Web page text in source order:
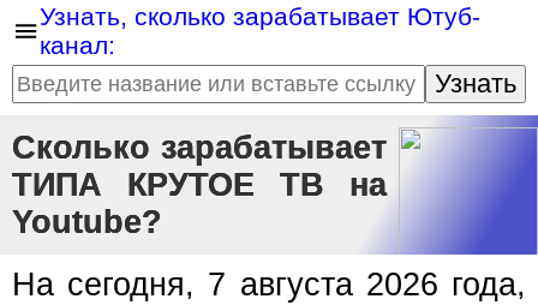
Узнать, сколько зарабатывает Ютуб-
канал:
Узнать
Сколько зарабатывает
ТИПА КРУТОЕ ТВ на
Youtube?
На сегодня, 7 августа 2026 года,